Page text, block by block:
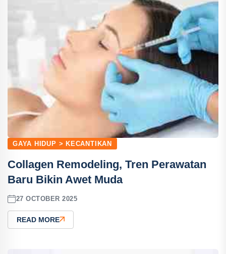
GAYA HIDUP > KECANTIKAN
Collagen Remodeling, Tren Perawatan
Baru Bikin Awet Muda
27 OCTOBER 2025
READ MORE